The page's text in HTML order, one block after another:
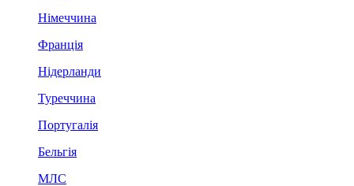
Німеччина
Франція
Нідерланди
Туреччина
Португалія
Бельгія
МЛС